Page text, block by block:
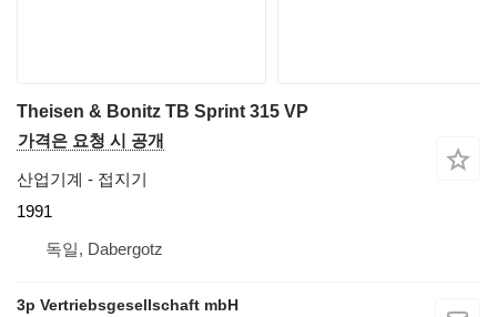
Theisen & Bonitz TB Sprint 315 VP
가격은 요청 시 공개
산업기계 - 접지기
1991
독일, Dabergotz
3p Vertriebsgesellschaft mbH